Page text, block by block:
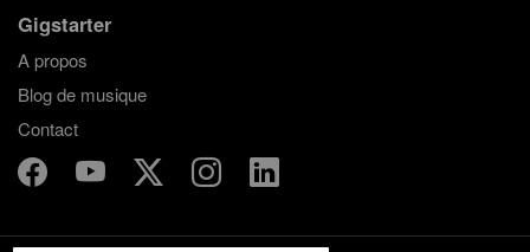
Gigstarter
A propos
Blog de musique
Contact